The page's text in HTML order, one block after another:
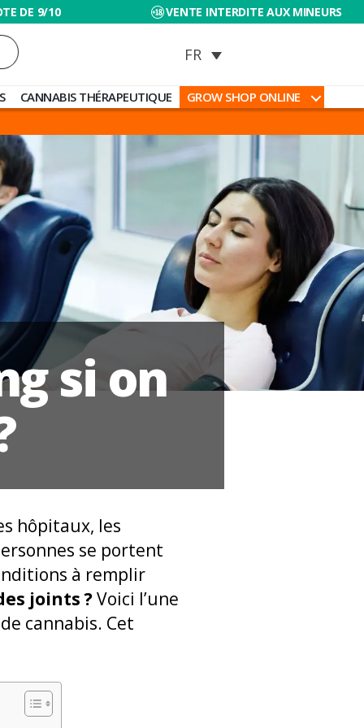
DE 9/10 VENTE INTERDITE AUX MINEURS
CANNABIS THÉRAPEUTIQUE GROW SHOP ONLINE
si on
hôpitaux, les
se portent
à remplir
joints ?Voici l’une
cannabis. Cet